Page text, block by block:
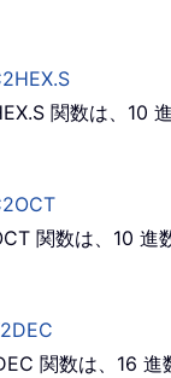
関数は、10
関数は、10 進
関数は、16 進